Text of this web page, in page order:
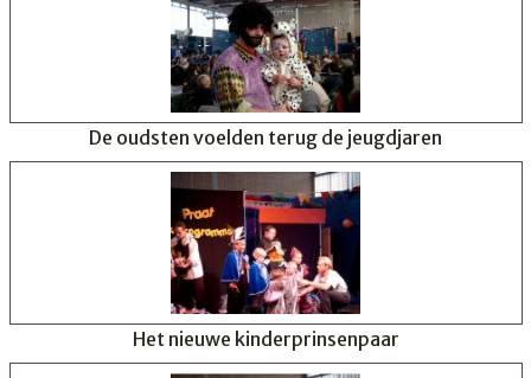
De oudsten voelden terug de jeugdjaren
Het nieuwe kinderprinsenpaar